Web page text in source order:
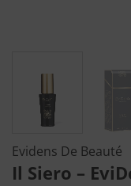
Evidens De Beauté
Il Siero –